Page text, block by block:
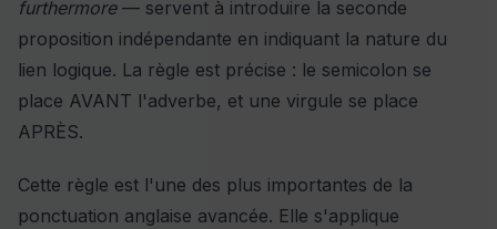
furthermore— servent à introduire la seconde
proposition indépendante en indiquant la nature du
lien logique. La règle est précise : le semicolon se
place AVANT l'adverbe, et une virgule se place
APRÈS.
Cette règle est l'une des plus importantes de la
ponctuation anglaise avancée. Elle s'applique